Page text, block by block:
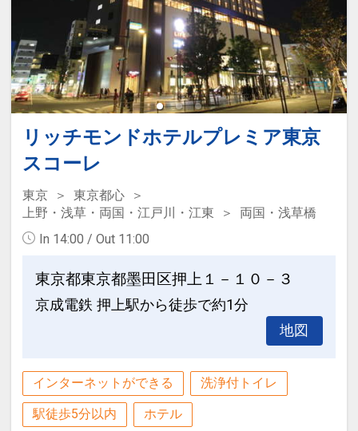
階数に関わらず眺望は望めません。
※階数指定、眺望指定のリクエストはお
受けいたしかねますので予めご了承くだ
さい。
※お部屋の空調は全館一括管理でござい
ます。お部屋毎の冷房・暖房の切り替え
はいたしかねますので予めご了承くださ
することがありますので予めご了承いた
だきますようお願いいたします。
※ご到着予定時刻が【2時間以上遅れ
る】場合は必ずご連絡をお願いいたしま
ご連絡が無い場合、予告無く他のお客様
にお部屋を提供することがございますの
で予めご了承ください。
※利用時間はアパホテル会員ステイタス
のチェックイン、チェックアウト時間に
準じます。
※両国国技館イベント時には変動する場
合がございます。
◆入出庫可能時間 7時～23時（23時～翌
7時の入出庫は不可）
◆収容可能サイズ 全高2050mm・全長
5300mm・全幅1950mm・最低地上高
90mm・重量2300kg
（キャリア装備車・車高調整車・スペア
※近隣の駐車場は少ないので公共交通機
関のご利用をお勧めいたします。
※近隣駐車場料金は異なりますので直接
【フロア説明】
◆スカイフロア 29階～31階
リッチモンドホテルプレミア東京
スコーレ
東京
東京都心
上野・浅草・両国・江戸川・江東
両国・浅草橋
In 14:00 / Out 11:00
東京都東京都墨田区押上１－１０－３
京成電鉄 押上駅から徒歩で約1分
地図
インターネットができる 洗浄付トイレ
駅徒歩5分以内 ホテル